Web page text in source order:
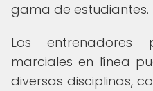
gama de estudiantes.
Los entrenadores
marciales en línea
diversas disciplinas,